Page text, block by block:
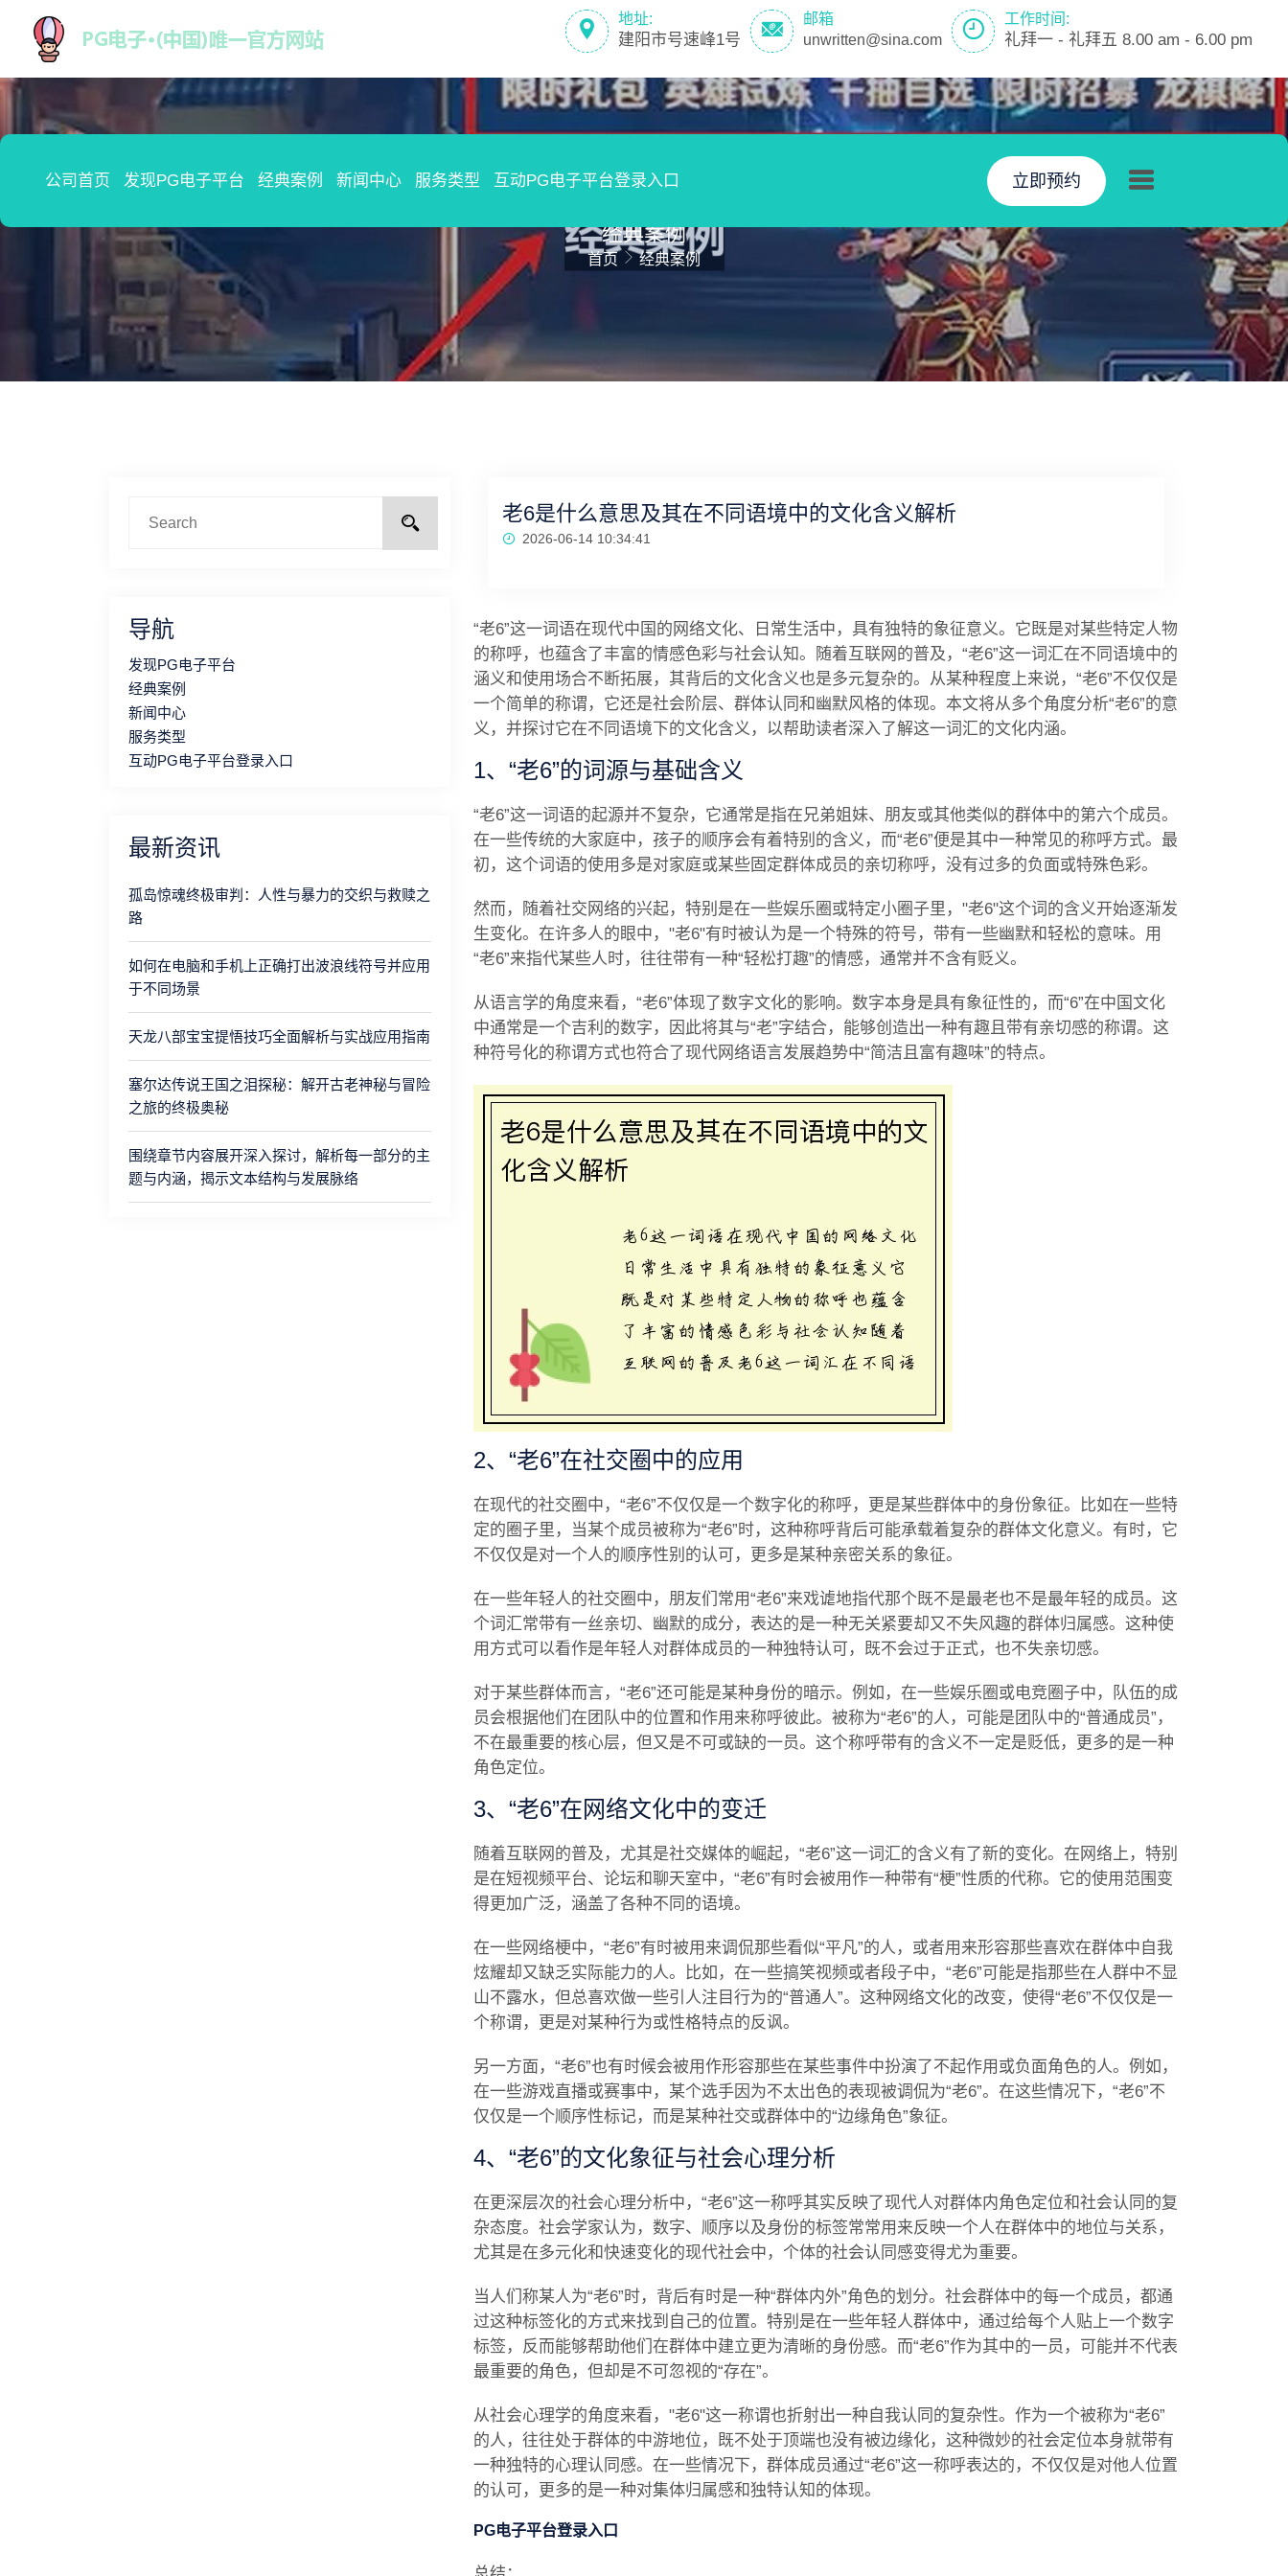
地址:
建阳市号速峰1号
邮箱
unwritten@sina.com
工作时间:
礼拜一 - 礼拜五 8.00 am - 6.00 pm
公司首页 发现PG电子平台 经典案例 新闻中心 服务类型 互动PG电子平台登录入口 立即预约
经典案例
首页 经典案例
导航
发现PG电子平台
经典案例
新闻中心
服务类型
互动PG电子平台登录入口
最新资讯
孤岛惊魂终极审判：人性与暴力的交织与救赎之
路
如何在电脑和手机上正确打出波浪线符号并应用
于不同场景
天龙八部宝宝提悟技巧全面解析与实战应用指南
塞尔达传说王国之泪探秘：解开古老神秘与冒险
之旅的终极奥秘
围绕章节内容展开深入探讨，解析每一部分的主
题与内涵，揭示文本结构与发展脉络
老6是什么意思及其在不同语境中的文化含义解析
2026-06-14 10:34:41
“老6”这一词语在现代中国的网络文化、日常生活中，具有独特的象征意义。它既是对某些特定人物
的称呼，也蕴含了丰富的情感色彩与社会认知。随着互联网的普及，“老6”这一词汇在不同语境中的
涵义和使用场合不断拓展，其背后的文化含义也是多元复杂的。从某种程度上来说，“老6”不仅仅是
一个简单的称谓，它还是社会阶层、群体认同和幽默风格的体现。本文将从多个角度分析“老6”的意
义，并探讨它在不同语境下的文化含义，以帮助读者深入了解这一词汇的文化内涵。
1、“老6”的词源与基础含义
“老6”这一词语的起源并不复杂，它通常是指在兄弟姐妹、朋友或其他类似的群体中的第六个成员。
在一些传统的大家庭中，孩子的顺序会有着特别的含义，而“老6”便是其中一种常见的称呼方式。最
初，这个词语的使用多是对家庭或某些固定群体成员的亲切称呼，没有过多的负面或特殊色彩。
然而，随着社交网络的兴起，特别是在一些娱乐圈或特定小圈子里，"老6"这个词的含义开始逐渐发
生变化。在许多人的眼中，"老6"有时被认为是一个特殊的符号，带有一些幽默和轻松的意味。用
“老6”来指代某些人时，往往带有一种“轻松打趣”的情感，通常并不含有贬义。
从语言学的角度来看，“老6”体现了数字文化的影响。数字本身是具有象征性的，而“6”在中国文化
中通常是一个吉利的数字，因此将其与“老”字结合，能够创造出一种有趣且带有亲切感的称谓。这
种符号化的称谓方式也符合了现代网络语言发展趋势中“简洁且富有趣味”的特点。
2、“老6”在社交圈中的应用
在现代的社交圈中，“老6”不仅仅是一个数字化的称呼，更是某些群体中的身份象征。比如在一些特
定的圈子里，当某个成员被称为“老6”时，这种称呼背后可能承载着复杂的群体文化意义。有时，它
不仅仅是对一个人的顺序性别的认可，更多是某种亲密关系的象征。
在一些年轻人的社交圈中，朋友们常用“老6”来戏谑地指代那个既不是最老也不是最年轻的成员。这
个词汇常带有一丝亲切、幽默的成分，表达的是一种无关紧要却又不失风趣的群体归属感。这种使
用方式可以看作是年轻人对群体成员的一种独特认可，既不会过于正式，也不失亲切感。
对于某些群体而言，“老6”还可能是某种身份的暗示。例如，在一些娱乐圈或电竞圈子中，队伍的成
员会根据他们在团队中的位置和作用来称呼彼此。被称为“老6”的人，可能是团队中的“普通成员”，
不在最重要的核心层，但又是不可或缺的一员。这个称呼带有的含义不一定是贬低，更多的是一种
角色定位。
3、“老6”在网络文化中的变迁
随着互联网的普及，尤其是社交媒体的崛起，“老6”这一词汇的含义有了新的变化。在网络上，特别
是在短视频平台、论坛和聊天室中，“老6”有时会被用作一种带有“梗”性质的代称。它的使用范围变
得更加广泛，涵盖了各种不同的语境。
在一些网络梗中，“老6”有时被用来调侃那些看似“平凡”的人，或者用来形容那些喜欢在群体中自我
炫耀却又缺乏实际能力的人。比如，在一些搞笑视频或者段子中，“老6”可能是指那些在人群中不显
山不露水，但总喜欢做一些引人注目行为的“普通人”。这种网络文化的改变，使得“老6”不仅仅是一
个称谓，更是对某种行为或性格特点的反讽。
另一方面，“老6”也有时候会被用作形容那些在某些事件中扮演了不起作用或负面角色的人。例如，
在一些游戏直播或赛事中，某个选手因为不太出色的表现被调侃为“老6”。在这些情况下，“老6”不
仅仅是一个顺序性标记，而是某种社交或群体中的“边缘角色”象征。
4、“老6”的文化象征与社会心理分析
在更深层次的社会心理分析中，“老6”这一称呼其实反映了现代人对群体内角色定位和社会认同的复
杂态度。社会学家认为，数字、顺序以及身份的标签常常用来反映一个人在群体中的地位与关系，
尤其是在多元化和快速变化的现代社会中，个体的社会认同感变得尤为重要。
当人们称某人为“老6”时，背后有时是一种“群体内外”角色的划分。社会群体中的每一个成员，都通
过这种标签化的方式来找到自己的位置。特别是在一些年轻人群体中，通过给每个人贴上一个数字
标签，反而能够帮助他们在群体中建立更为清晰的身份感。而“老6”作为其中的一员，可能并不代表
最重要的角色，但却是不可忽视的“存在”。
从社会心理学的角度来看，"老6"这一称谓也折射出一种自我认同的复杂性。作为一个被称为“老6”
的人，往往处于群体的中游地位，既不处于顶端也没有被边缘化，这种微妙的社会定位本身就带有
一种独特的心理认同感。在一些情况下，群体成员通过“老6”这一称呼表达的，不仅仅是对他人位置
的认可，更多的是一种对集体归属感和独特认知的体现。
PG电子平台登录入口